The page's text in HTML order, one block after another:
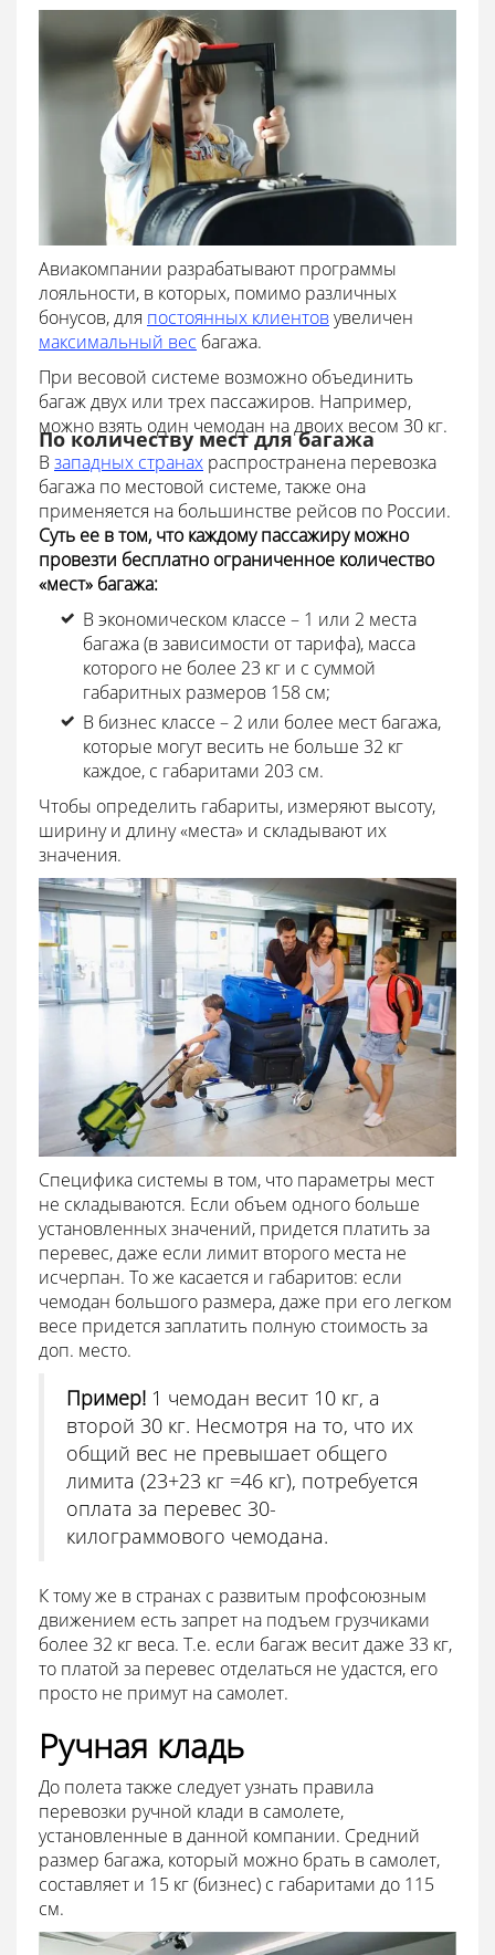
Авиакомпании разрабатывают программы
лояльности, в которых, помимо различных
бонусов, для постоянных клиентовувеличен
максимальный вес багажа.
При весовой системе возможно объединить
багаж двух или трех пассажиров. Например,
можно взять один чемодан на двоих весом 30 кг.
По количеству мест для багажа
Взападных странах распространена перевозка
багажа по местовой системе, также она
применяется на большинстве рейсов по России.
Суть ее в том, что каждому пассажиру можно
провезти бесплатно ограниченное количество
«мест» багажа:
В экономическом классе – 1 или 2 места
багажа (в зависимости от тарифа), масса
которого не более 23 кг и с суммой
габаритных размеров 158 см;
В бизнес классе – 2 или более мест багажа,
которые могут весить не больше 32 кг
каждое, с габаритами 203 см.
Чтобы определить габариты, измеряют высоту,
ширину и длину «места» и складывают их
значения.
Специфика системы в том, что параметры мест
не складываются. Если объем одного больше
установленных значений, придется платить за
перевес, даже если лимит второго места не
исчерпан. То же касается и габаритов: если
чемодан большого размера, даже при его легком
весе придется заплатить полную стоимость за
доп. место.
Пример! 1 чемодан весит 10 кг, а
второй 30 кг. Несмотря на то, что их
общий вес не превышает общего
лимита (23+23 кг =46 кг), потребуется
оплата за перевес 30-
килограммового чемодана.
К тому же в странах с развитым профсоюзным
движением есть запрет на подъем грузчиками
более 32 кг веса. Т.е. если багаж весит даже 33 кг,
то платой за перевес отделаться не удастся, его
просто не примут на самолет.
Ручная кладь
До полета также следует узнать правила
перевозки ручной клади в самолете,
установленные в данной компании. Средний
размер багажа, который можно брать в самолет,
составляет и 15 кг (бизнес) с габаритами до 115
см.